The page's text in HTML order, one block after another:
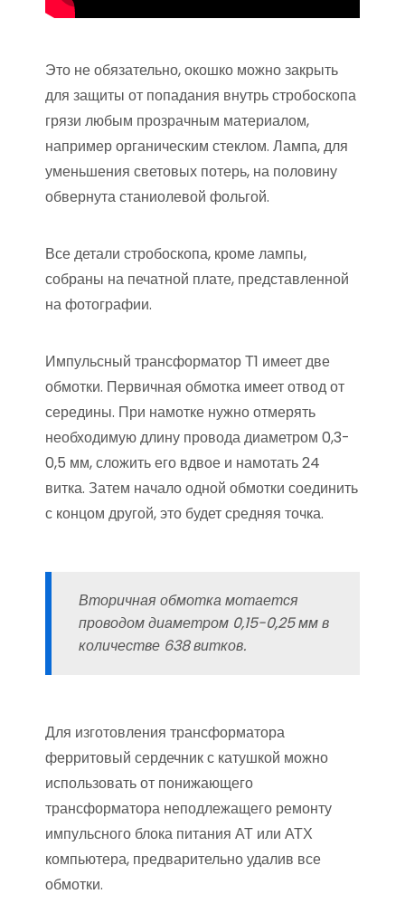
Это не обязательно, окошко можно закрыть
для защиты от попадания внутрь стробоскопа
грязи любым прозрачным материалом,
например органическим стеклом. Лампа, для
уменьшения световых потерь, на половину
обвернута станиолевой фольгой.
Все детали стробоскопа, кроме лампы,
собраны на печатной плате, представленной
на фотографии.
Импульсный трансформатор Т1 имеет две
обмотки. Первичная обмотка имеет отвод от
середины. При намотке нужно отмерять
необходимую длину провода диаметром 0,3-
0,5 мм, сложить его вдвое и намотать 24
витка. Затем начало одной обмотки соединить
с концом другой, это будет средняя точка.
Вторичная обмотка мотается
проводом диаметром 0,15-0,25 мм в
количестве 638 витков.
Для изготовления трансформатора
ферритовый сердечник с катушкой можно
использовать от понижающего
трансформатора неподлежащего ремонту
импульсного блока питания АТ или АТХ
компьютера, предварительно удалив все
обмотки.